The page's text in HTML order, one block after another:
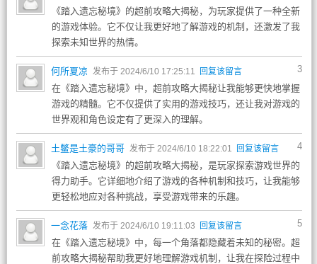
《踏入遗忘秘境》的超前攻略大揭秘，为玩家提供了一种全新
的游戏体验。它不仅让我更好地了解游戏的机制，还激发了我
探索未知世界的热情。
3
何所夏凉 发布于 2024/6/10 17:25:11 回复该留言
在《踏入遗忘秘境》中，超前攻略大揭秘让我能够更快地掌握
游戏的精髓。它不仅提供了实用的游戏技巧，还让我对游戏的
世界观和角色设定有了更深入的理解。
4
土鳖是土豪的哥哥 发布于 2024/6/10 18:22:01 回复该留言
《踏入遗忘秘境》的超前攻略大揭秘，是玩家探索游戏世界的
得力助手。它详细地介绍了游戏的各种机制和技巧，让我能够
更轻松地应对各种挑战，享受游戏带来的乐趣。
5
一念花落 发布于 2024/6/10 19:11:03 回复该留言
在《踏入遗忘秘境》中，每一个角落都隐藏着未知的秘密。超
前攻略大揭秘帮助我更好地理解游戏机制，让我在探险过程中